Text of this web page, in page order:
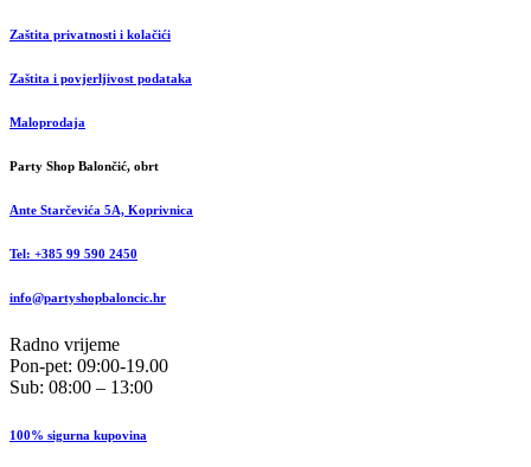
Zaštita privatnosti i kolačići
Zaštita i povjerljivost podataka
Maloprodaja
Party Shop Balončić, obrt
Ante Starčevića 5A, Koprivnica
Tel: +385 99 590 2450
info@partyshopbaloncic.hr
Radno vrijeme
Pon-pet: 09:00-19.00
Sub: 08:00 – 13:00
100% sigurna kupovina